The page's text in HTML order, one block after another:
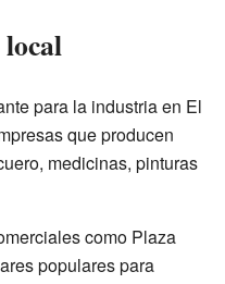
para la industria en El
que producen
medicinas, pinturas
como Plaza
populares para